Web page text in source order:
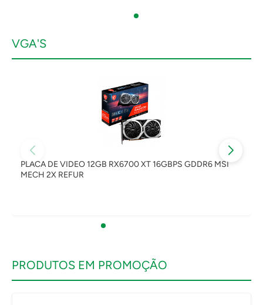
VGA'S
PLACA DE VIDEO 12GB RX6700 XT 16GBPS GDDR6 MSI
MECH 2X REFUR
PRODUTOS EM PROMOÇÃO